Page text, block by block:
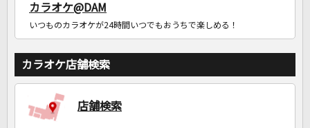
カラオケ@DAM
いつものカラオケが24時間いつでもおうちで楽しめる！
カラオケ店舗検索
店舗検索